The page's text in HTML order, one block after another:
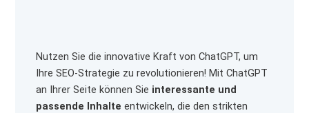
Nutzen Sie die innovative Kraft von ChatGPT, um
Ihre SEO-Strategie zu revolutionieren! Mit ChatGPT
an Ihrer Seite können Sie interessante und
passende Inhalte entwickeln, die den strikten